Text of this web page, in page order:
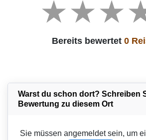
Bereits bewertet 0
Warst du schon dort? Schreiben
Bewertung zu diesem Ort
Sie müssen angemeldet sein, um